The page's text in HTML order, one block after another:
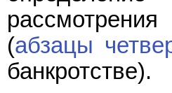
(абзацы
банкротстве).